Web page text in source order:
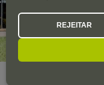
REJEITAR